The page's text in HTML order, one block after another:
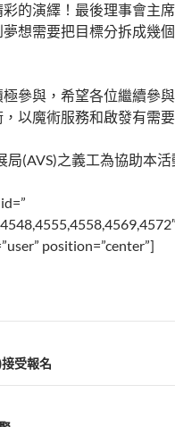
的演繹！最後理事會主
想需要把目標分拆成幾
參與，希望各位繼續參
以魔術服務和啟發有需要
局(AVS)之義工為協助本活
position=”center”]
受報名